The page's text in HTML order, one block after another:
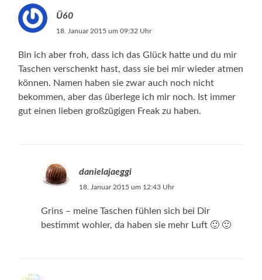
Ü60
18. Januar 2015 um 09:32 Uhr
Bin ich aber froh, dass ich das Glück hatte und du mir
Taschen verschenkt hast, dass sie bei mir wieder atmen
können. Namen haben sie zwar auch noch nicht
bekommen, aber das überlege ich mir noch. Ist immer
gut einen lieben großzügigen Freak zu haben.
danielajaeggi
18. Januar 2015 um 12:43 Uhr
Grins – meine Taschen fühlen sich bei Dir
bestimmt wohler, da haben sie mehr Luft 🙂 🙂